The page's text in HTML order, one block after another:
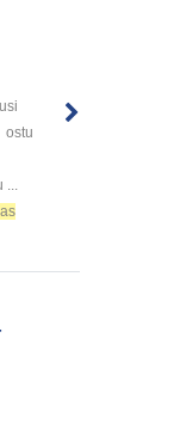
ostu
...